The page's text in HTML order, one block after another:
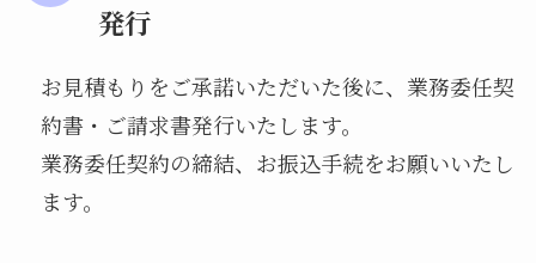
発行
お見積もりをご承諾いただいた後に、業務委任契
約書・ご請求書発行いたします。
業務委任契約の締結、お振込手続をお願いいたし
ます。